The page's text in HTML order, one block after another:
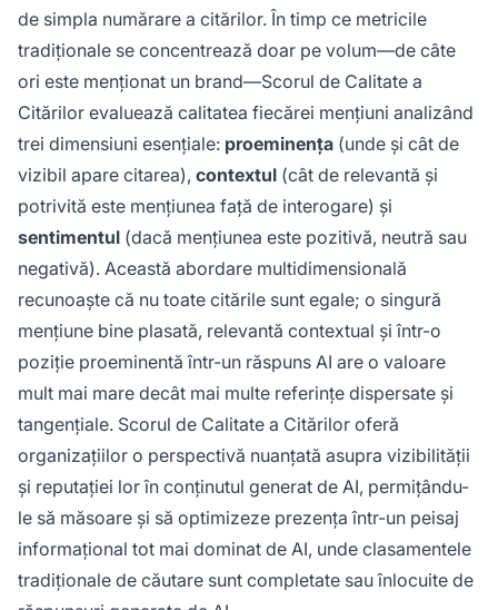
de simpla numărare a citărilor. În timp ce metricile
tradiționale se concentrează doar pe volum—de câte
ori este menționat un brand—Scorul de Calitate a
Citărilor evaluează calitatea fiecărei mențiuni analizând
trei dimensiuni esențiale: proeminența (unde și cât de
vizibil apare citarea), contextul (cât de relevantă și
potrivită este mențiunea față de interogare) și
sentimentul (dacă mențiunea este pozitivă, neutră sau
negativă). Această abordare multidimensională
recunoaște că nu toate citările sunt egale; o singură
mențiune bine plasată, relevantă contextual și într-o
poziție proeminentă într-un răspuns AI are o valoare
mult mai mare decât mai multe referințe dispersate și
tangențiale. Scorul de Calitate a Citărilor oferă
organizațiilor o perspectivă nuanțată asupra vizibilității
și reputației lor în conținutul generat de AI, permițându-
le să măsoare și să optimizeze prezența într-un peisaj
informațional tot mai dominat de AI, unde clasamentele
tradiționale de căutare sunt completate sau înlocuite de